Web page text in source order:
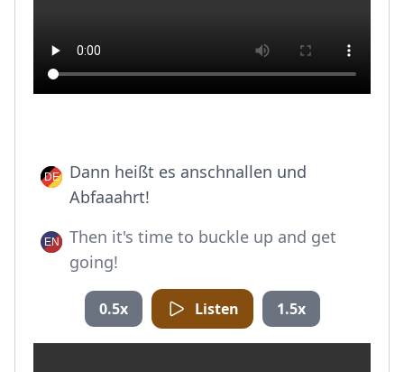
Dann heißt es anschnallen und
Abfaaahrt!
Then it's time to buckle up and get
going!
0.5x Listen 1.5x